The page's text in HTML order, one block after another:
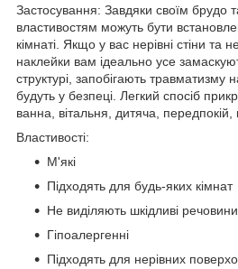
Застосування: Завдяки своїм брудо
властивостям можуть бути
кімнаті. Якщо у вас нерівні стіни та
наклейки вам ідеально усе
структурі, запобігають травматизму
будуть у безпеці. Легкий спосіб
ванна, вітальня, дитяча, передпокій,
Властивості:
М'які
Підходять для будь-яких кімнат
Не виділяють шкідливі речовини
Гіпоалергенні
Підходять для нерівних